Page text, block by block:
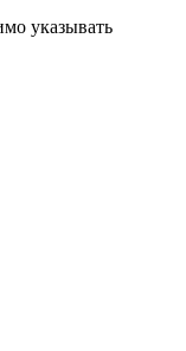
указывать